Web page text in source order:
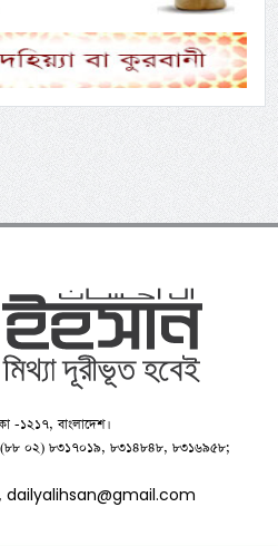
-১২১৭, বাংলাদেশ।
০২) ৮৩১৭০১৯, ৮৩১৪৮৪৮, ৮৩১৬৯৫৮;
,dailyalihsan@gmail.com